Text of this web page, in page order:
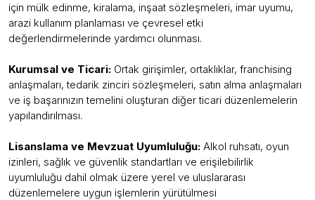
için mülk edinme, kiralama, inşaat sözleşmeleri, imar uyumu,
arazi kullanım planlaması ve çevresel etki
değerlendirmelerinde yardımcı olunması.
Kurumsal ve Ticari: Ortak girişimler, ortaklıklar, franchising
anlaşmaları, tedarik zinciri sözleşmeleri, satın alma anlaşmaları
ve iş başarınızın temelini oluşturan diğer ticari düzenlemelerin
yapılandırılması.
Lisanslama ve Mevzuat Uyumluluğu: Alkol ruhsatı, oyun
izinleri, sağlık ve güvenlik standartları ve erişilebilirlik
uyumluluğu dahil olmak üzere yerel ve uluslararası
düzenlemelere uygun işlemlerin yürütülmesi